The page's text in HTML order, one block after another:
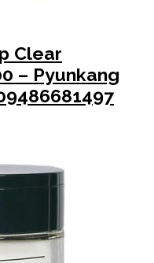
Clear
– Pyunkang